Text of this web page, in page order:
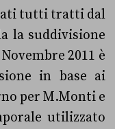
tutti tratti dal
la suddivisione
2011 è
in base ai
per M.Monti e
utilizzato